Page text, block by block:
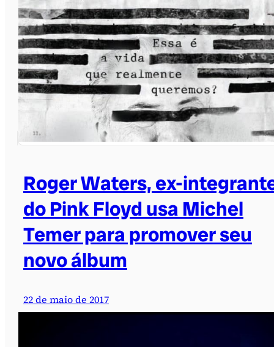
Roger Waters, ex-
do Pink Floyd usa Michel
Temer para promover seu
novo álbum
22 de maio de 2017